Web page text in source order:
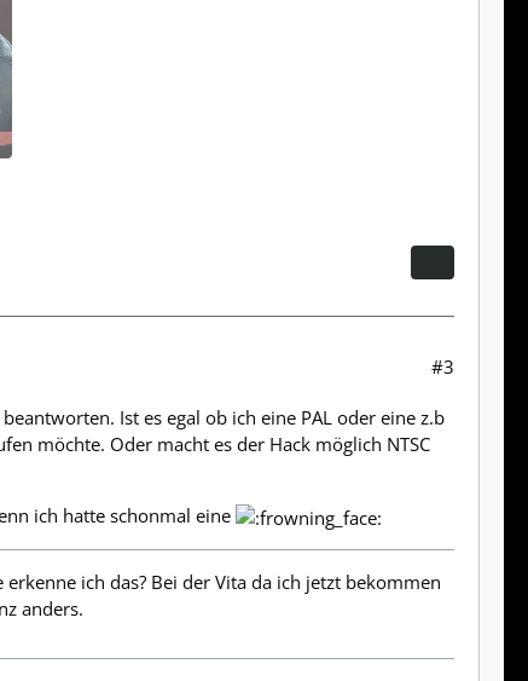
#3
Ist es egal ob ich eine PAL oder eine z.b
möchte. Oder macht es der Hack möglich NTSC
ich hatte schonmal eine
ich das? Bei der Vita da ich jetzt bekommen
anders.